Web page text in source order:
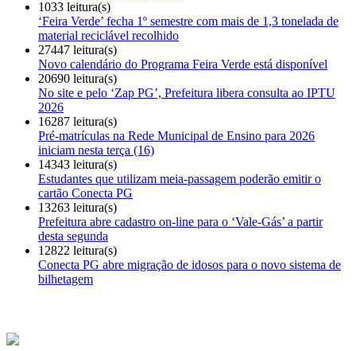
1033 leitura(s)
‘Feira Verde’ fecha 1º semestre com mais de 1,3 tonelada de
material reciclável recolhido
27447 leitura(s)
Novo calendário do Programa Feira Verde está disponível
20690 leitura(s)
No site e pelo ‘Zap PG’, Prefeitura libera consulta ao IPTU
2026
16287 leitura(s)
Pré-matrículas na Rede Municipal de Ensino para 2026
iniciam nesta terça (16)
14343 leitura(s)
Estudantes que utilizam meia-passagem poderão emitir o
cartão Conecta PG
13263 leitura(s)
Prefeitura abre cadastro on-line para o ‘Vale-Gás’ a partir
desta segunda
12822 leitura(s)
Conecta PG abre migração de idosos para o novo sistema de
bilhetagem